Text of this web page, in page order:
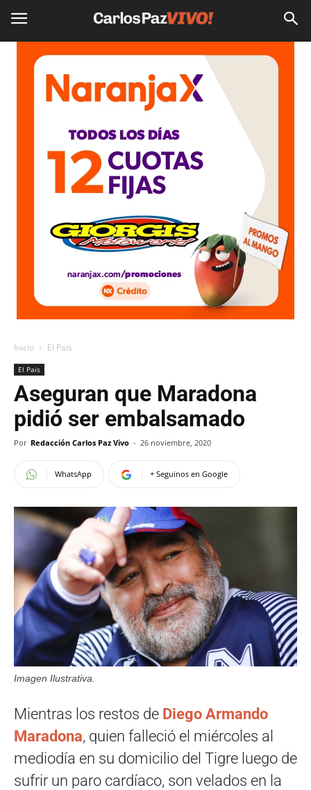
Inicio El Pais
El Pais
Aseguran que Maradona
pidió ser embalsamado
Por Redacción Carlos Paz Vivo - 26 noviembre, 2020
WhatsApp + Seguinos en Google
Imagen Ilustrativa.
Mientras los restos de Diego Armando
Maradona, quien falleció el miércoles al
mediodía en su domicilio del Tigre luego de
sufrir un paro cardíaco, son velados en la